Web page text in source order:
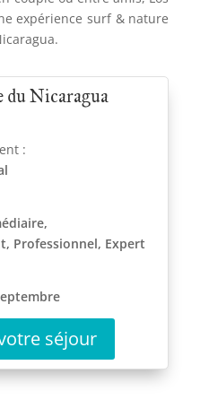
expérience surf & nature
du Nicaragua
:
Professionnel, Expert
séjour